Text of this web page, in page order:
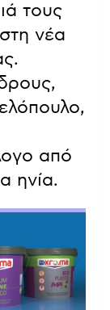
τους
νέα
από
ηνία.